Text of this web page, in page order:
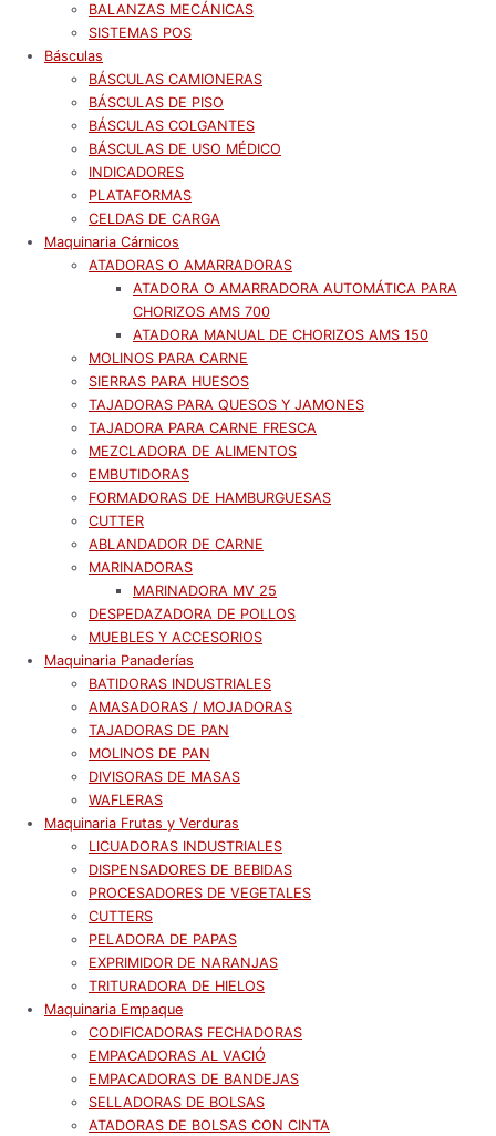
BALANZAS MECÁNICAS
SISTEMAS POS
Básculas
BÁSCULAS CAMIONERAS
BÁSCULAS DE PISO
BÁSCULAS COLGANTES
BÁSCULAS DE USO MÉDICO
INDICADORES
PLATAFORMAS
CELDAS DE CARGA
Maquinaria Cárnicos
ATADORAS O AMARRADORAS
ATADORA O AMARRADORA AUTOMÁTICA PARA
CHORIZOS AMS 700
ATADORA MANUAL DE CHORIZOS AMS 150
MOLINOS PARA CARNE
SIERRAS PARA HUESOS
TAJADORAS PARA QUESOS Y JAMONES
TAJADORA PARA CARNE FRESCA
MEZCLADORA DE ALIMENTOS
EMBUTIDORAS
FORMADORAS DE HAMBURGUESAS
CUTTER
ABLANDADOR DE CARNE
MARINADORAS
MARINADORA MV 25
DESPEDAZADORA DE POLLOS
MUEBLES Y ACCESORIOS
Maquinaria Panaderías
BATIDORAS INDUSTRIALES
AMASADORAS / MOJADORAS
TAJADORAS DE PAN
MOLINOS DE PAN
DIVISORAS DE MASAS
WAFLERAS
Maquinaria Frutas y Verduras
LICUADORAS INDUSTRIALES
DISPENSADORES DE BEBIDAS
PROCESADORES DE VEGETALES
CUTTERS
PELADORA DE PAPAS
EXPRIMIDOR DE NARANJAS
TRITURADORA DE HIELOS
Maquinaria Empaque
CODIFICADORAS FECHADORAS
EMPACADORAS AL VACIÓ
EMPACADORAS DE BANDEJAS
SELLADORAS DE BOLSAS
ATADORAS DE BOLSAS CON CINTA